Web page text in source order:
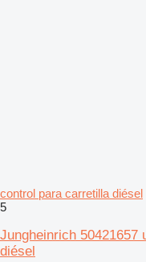
control para carretilla diésel
5
Jungheinrich 50421657
diésel